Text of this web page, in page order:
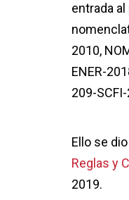
entrada
2010,
ENER-
209-
Ello se
Reglas y
2019.